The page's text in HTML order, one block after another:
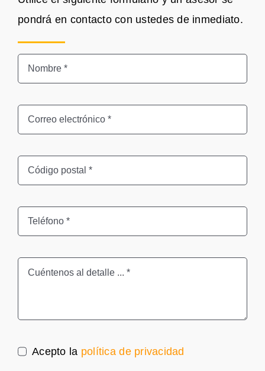
pondrá en contacto con ustedes de inmediato.
Acepto la política de privacidad